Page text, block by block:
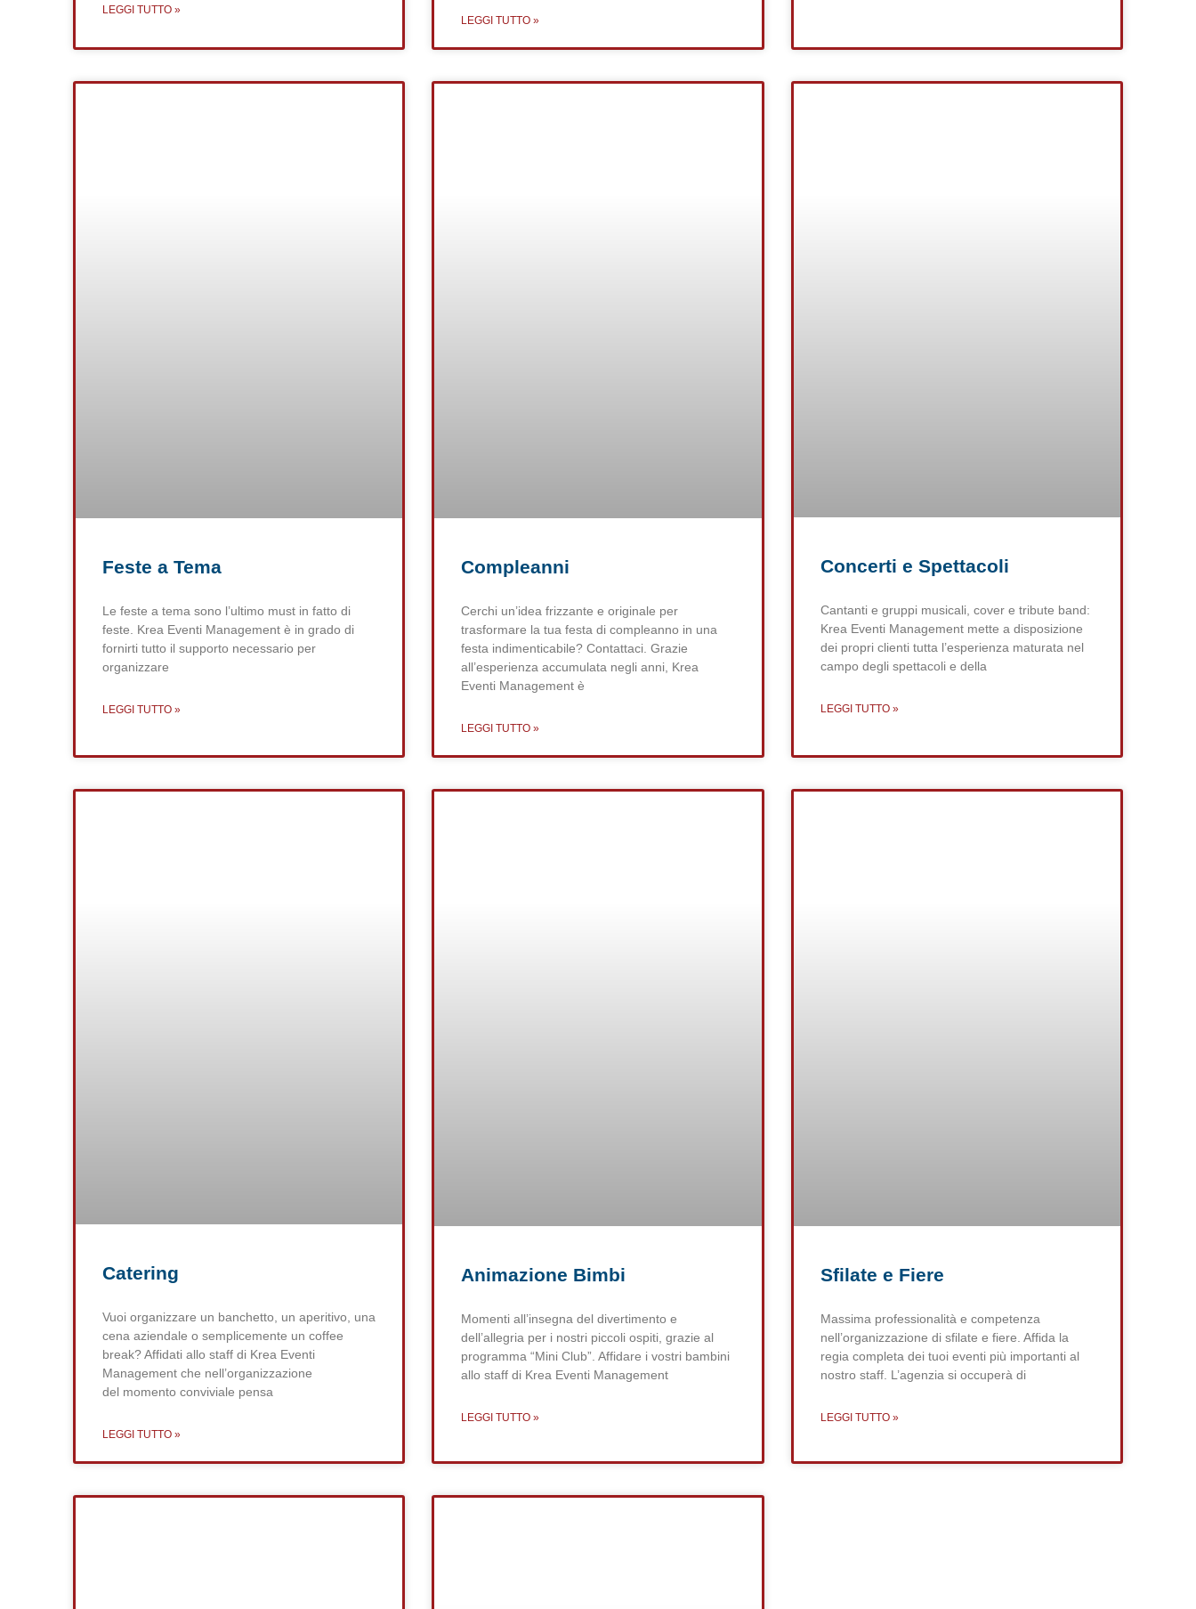
LEGGI TUTTO »
LEGGI TUTTO »
Feste a Tema
Le feste a tema sono l’ultimo must in fatto di
feste. Krea Eventi Management è in grado di
fornirti tutto il supporto necessario per
organizzare
LEGGI TUTTO »
Compleanni
Cerchi un’idea frizzante e originale per
trasformare la tua festa di compleanno in una
festa indimenticabile? Contattaci. Grazie
all’esperienza accumulata negli anni, Krea
Eventi Management è
LEGGI TUTTO »
Concerti e Spettacoli
Cantanti e gruppi musicali, cover e tribute band:
Krea Eventi Management mette a disposizione
dei propri clienti tutta l’esperienza maturata nel
campo degli spettacoli e della
LEGGI TUTTO »
Catering
Vuoi organizzare un banchetto, un aperitivo, una
cena aziendale o semplicemente un coffee
break? Affidati allo staff di Krea Eventi
Management che nell’organizzazione
del momento conviviale pensa
LEGGI TUTTO »
Animazione Bimbi
Momenti all’insegna del divertimento e
dell’allegria per i nostri piccoli ospiti, grazie al
programma “Mini Club”. Affidare i vostri bambini
allo staff di Krea Eventi Management
LEGGI TUTTO »
Sfilate e Fiere
Massima professionalità e competenza
nell’organizzazione di sfilate e fiere. Affida la
regia completa dei tuoi eventi più importanti al
nostro staff. L’agenzia si occuperà di
LEGGI TUTTO »